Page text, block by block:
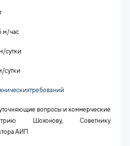
час
сутки
сутки
вопросы и коммерческие
Шохонову, Советнику
АИП